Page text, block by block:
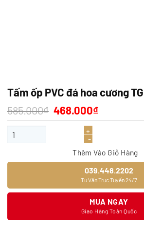
Tấm ốp PVC đá hoa cương
585.000₫ Giá
gốc
là:
468.000₫Giá
hiện
tại
Tấm ốp PVC đá hoa cương TGP-9607 số lượng
Thêm Vào Giỏ Hàng
039.448.2202
Tư Vấn Trực Tuyến 24/7
MUA NGAY
Giao Hàng Toàn Quốc